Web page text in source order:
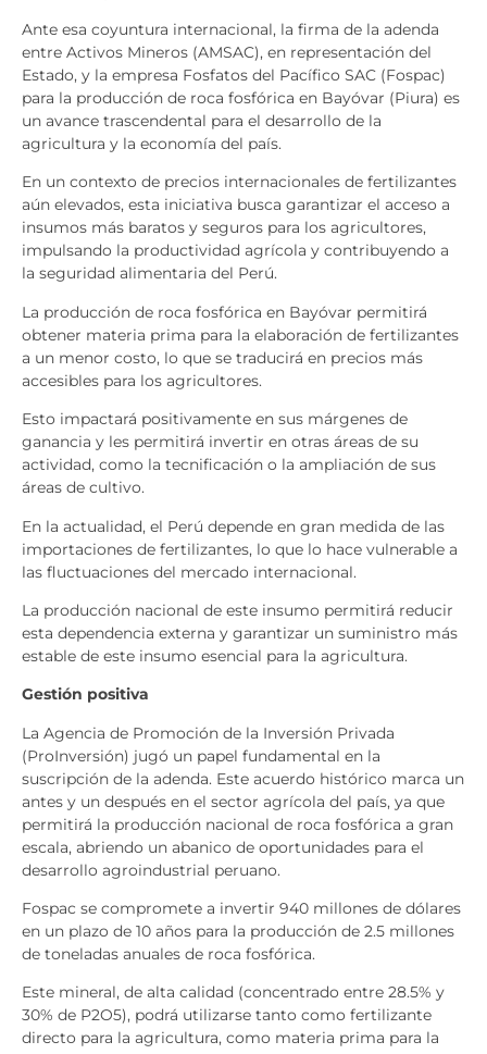
Ante esa coyuntura internacional, la firma de la adenda
entre Activos Mineros (AMSAC), en representación del
Estado, y la empresa Fosfatos del Pacífico SAC (Fospac)
para la producción de roca fosfórica en Bayóvar (Piura) es
un avance trascendental para el desarrollo de la
agricultura y la economía del país.
En un contexto de precios internacionales de fertilizantes
aún elevados, esta iniciativa busca garantizar el acceso a
insumos más baratos y seguros para los agricultores,
impulsando la productividad agrícola y contribuyendo a
la seguridad alimentaria del Perú.
La producción de roca fosfórica en Bayóvar permitirá
obtener materia prima para la elaboración de fertilizantes
a un menor costo, lo que se traducirá en precios más
accesibles para los agricultores.
Esto impactará positivamente en sus márgenes de
ganancia y les permitirá invertir en otras áreas de su
actividad, como la tecnificación o la ampliación de sus
áreas de cultivo.
En la actualidad, el Perú depende en gran medida de las
importaciones de fertilizantes, lo que lo hace vulnerable a
las fluctuaciones del mercado internacional.
La producción nacional de este insumo permitirá reducir
esta dependencia externa y garantizar un suministro más
estable de este insumo esencial para la agricultura.
Gestión positiva
La Agencia de Promoción de la Inversión Privada
(ProInversión) jugó un papel fundamental en la
suscripción de la adenda. Este acuerdo histórico marca un
antes y un después en el sector agrícola del país, ya que
permitirá la producción nacional de roca fosfórica a gran
escala, abriendo un abanico de oportunidades para el
desarrollo agroindustrial peruano.
Fospac se compromete a invertir 940 millones de dólares
en un plazo de 10 años para la producción de 2.5 millones
de toneladas anuales de roca fosfórica.
Este mineral, de alta calidad (concentrado entre 28.5% y
30% de P2O5), podrá utilizarse tanto como fertilizante
directo para la agricultura, como materia prima para la